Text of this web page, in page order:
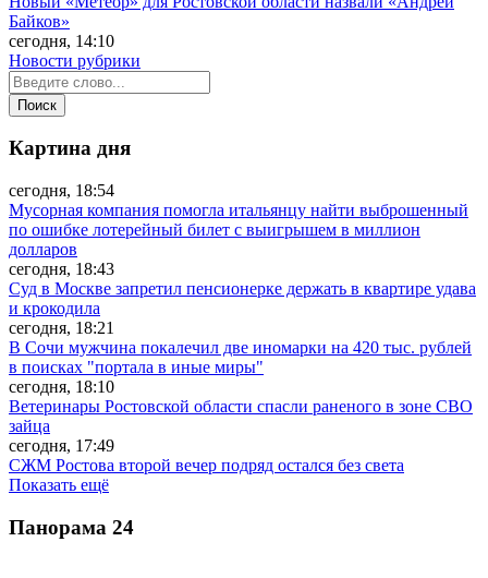
Байков»
сегодня, 14:10
Новости рубрики
Картина дня
сегодня, 18:54
Мусорная компания помогла итальянцу найти выброшенный
по ошибке лотерейный билет с выигрышем в миллион
долларов
сегодня, 18:43
Суд в Москве запретил пенсионерке держать в квартире удава
и крокодила
сегодня, 18:21
В Сочи мужчина покалечил две иномарки на 420 тыс. рублей
в поисках "портала в иные миры"
сегодня, 18:10
Ветеринары Ростовской области спасли раненого в зоне СВО
зайца
сегодня, 17:49
СЖМ Ростова второй вечер подряд остался без света
Показать ещё
Панорама 24